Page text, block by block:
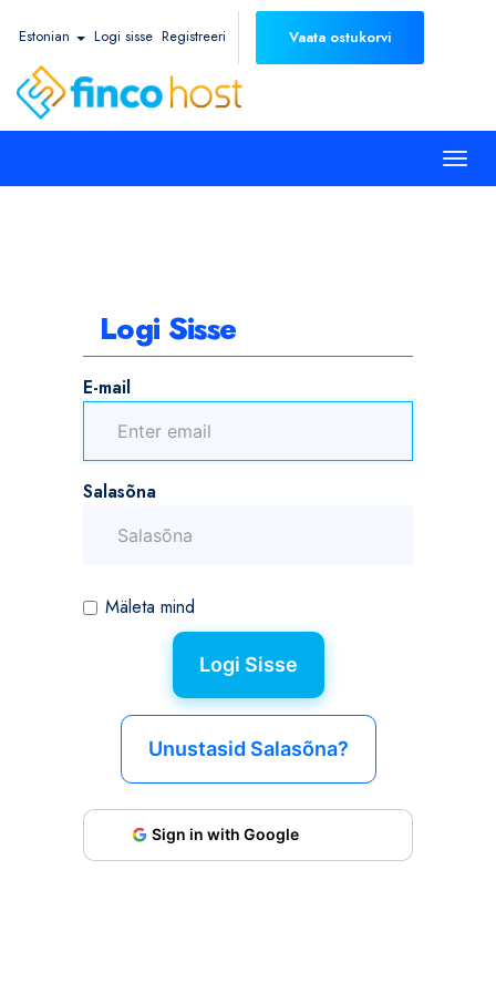
Estonian Logi sisse Registreeri Vaata ostukorvi
Logi Sisse
E-mail
Salasõna
Mäleta mind
Unustasid Salasõna?
Sign in with Google